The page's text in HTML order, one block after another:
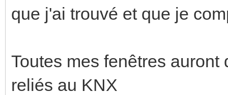
que j'ai trouvé et que je
Toutes mes fenêtres
reliés au KNX